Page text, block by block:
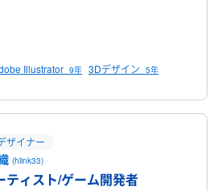
Illustrator 9年 3Dデザイン 5年
ザイナー
(hlink33)
ティスト/ゲーム開発者